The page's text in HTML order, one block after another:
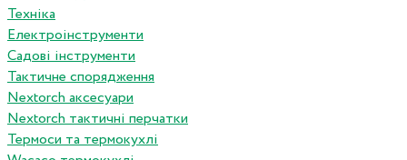
Техніка
Електроінструменти
Садові інструменти
Тактичне спорядження
Nextorch аксесуари
Nextorch тактичні перчатки
Термоси та термокухлі